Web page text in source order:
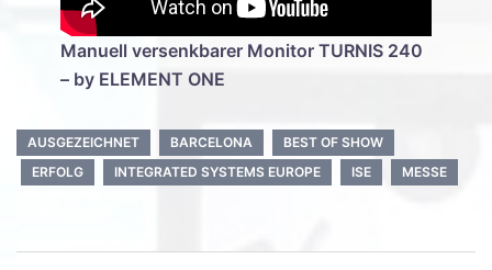
Manuell versenkbarer Monitor TURNIS 240
– by ELEMENT ONE
AUSGEZEICHNET BARCELONA
BEST OF SHOW
ERFOLG
INTEGRATED SYSTEMS EUROPE ISE MESSE